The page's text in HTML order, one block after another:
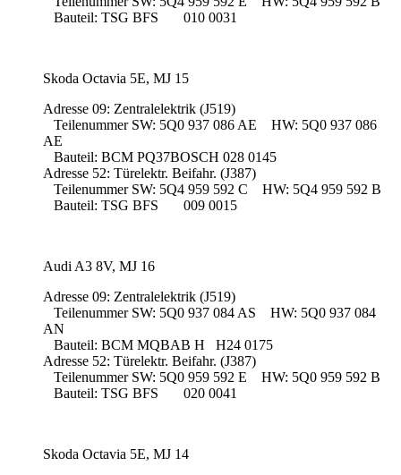
Bauteil: TSG BFS 010 0031
Skoda Octavia 5E, MJ 15
Adresse 09: Zentralelektrik (J519)
Teilenummer SW: 5Q0 937 086 AE HW: 5Q0 937 086
AE
Bauteil: BCM PQ37BOSCH 028 0145
Adresse 52: Türelektr. Beifahr. (J387)
Teilenummer SW: 5Q4 959 592 C HW: 5Q4 959 592 B
Bauteil: TSG BFS 009 0015
Audi A3 8V, MJ 16
Adresse 09: Zentralelektrik (J519)
Teilenummer SW: 5Q0 937 084 AS HW: 5Q0 937 084
AN
Bauteil: BCM MQBAB H H24 0175
Adresse 52: Türelektr. Beifahr. (J387)
Teilenummer SW: 5Q0 959 592 E HW: 5Q0 959 592 B
Bauteil: TSG BFS 020 0041
Skoda Octavia 5E, MJ 14